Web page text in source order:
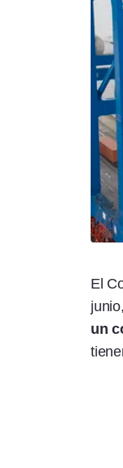
El
un